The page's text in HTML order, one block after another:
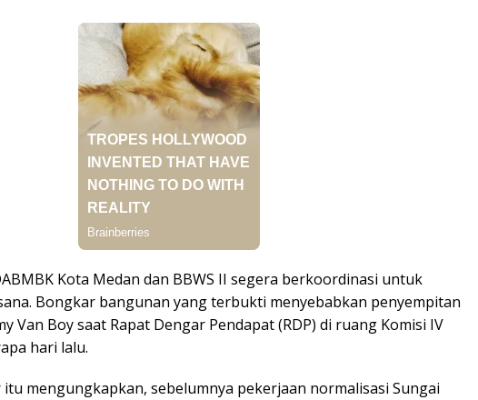
Kota Medan dan BBWS II segera berkoordinasi untuk
Bongkar bangunan yang terbukti menyebabkan penyempitan
Van Boy saat Rapat Dengar Pendapat (RDP) di ruang Komisi IV
hari lalu.
mengungkapkan, sebelumnya pekerjaan normalisasi Sungai